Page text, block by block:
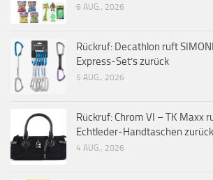
6 AUG., 2026
Rückruf: Decathlon ruft
Express-Set’s zurück
5 AUG., 2026
Rückruf: Chrom VI – TK Maxx
Echtleder-Handtaschen zurück
4 AUG., 2026